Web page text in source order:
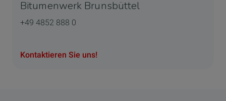
Bitumenwerk Brunsbüttel
+49 4852 888 0
Kontaktieren Sie uns!